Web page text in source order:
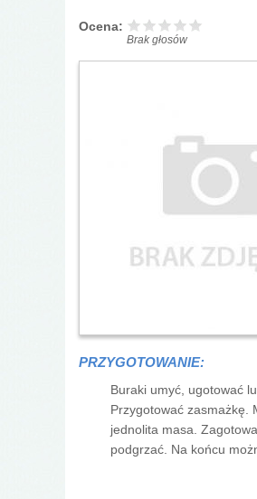
Ocena:
Brak głosów
PRZYGOTOWANIE:
Buraki umyć, ugotować
Przygotować zasmażkę.
jednolita masa.
podgrzać. Na końcu